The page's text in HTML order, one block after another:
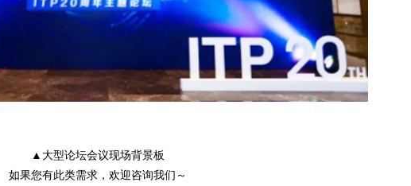
▲大型论坛会议现场背景板
如果您有此类需求，欢迎咨询我们～